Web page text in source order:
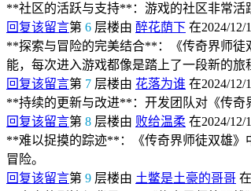
**社区的活跃与支持**：游戏的社区非常活
回复该留言第 6 层楼由 醉花荫下 在2024/12/
**探索与冒险的完美结合**：《传奇界师徒
能，每次进入游戏都像是踏上了一段新的旅
回复该留言第 7 层楼由 花落为谁 在2024/12/
**持续的更新与改进**：开发团队对《传奇
回复该留言第 8 层楼由 败给温柔 在2024/12/
**难以捉摸的踪迹**：《传奇界师徒双雄》
冒险。
回复该留言第 9 层楼由 土鳖是土豪的哥哥